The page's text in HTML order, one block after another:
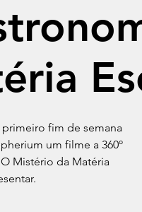
fim de semana
um filme a 360º
Mistério da Matéria